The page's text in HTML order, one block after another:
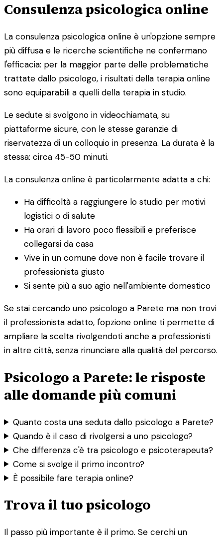
Consulenza psicologica online
La consulenza psicologica online è un'opzione sempre
più diffusa e le ricerche scientifiche ne confermano
l'efficacia: per la maggior parte delle problematiche
trattate dallo psicologo, i risultati della terapia online
sono equiparabili a quelli della terapia in studio.
Le sedute si svolgono in videochiamata, su
piattaforme sicure, con le stesse garanzie di
riservatezza di un colloquio in presenza. La durata è la
stessa: circa 45-50 minuti.
La consulenza online è particolarmente adatta a chi:
Ha difficoltà a raggiungere lo studio per motivi
logistici o di salute
Ha orari di lavoro poco flessibili e preferisce
collegarsi da casa
Vive in un comune dove non è facile trovare il
professionista giusto
Si sente più a suo agio nell'ambiente domestico
Se stai cercando uno psicologo a Parete ma non trovi
il professionista adatto, l'opzione online ti permette di
ampliare la scelta rivolgendoti anche a professionisti
in altre città, senza rinunciare alla qualità del percorso.
Psicologo a Parete: le risposte
alle domande più comuni
Quanto costa una seduta dallo psicologo a Parete?
Quando è il caso di rivolgersi a uno psicologo?
Che differenza c'è tra psicologo e psicoterapeuta?
Come si svolge il primo incontro?
È possibile fare terapia online?
Trova il tuo psicologo
Il passo più importante è il primo. Se cerchi un